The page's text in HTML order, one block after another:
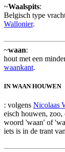
~Waalspits:
Belgisch type
Wallonier.
~waan:
hout met een
waankant.
IN WAAN HOUWEN
: volgens Nicolaas
eisch houwen, zoo,
woord 'waan' of
iets is in de trant